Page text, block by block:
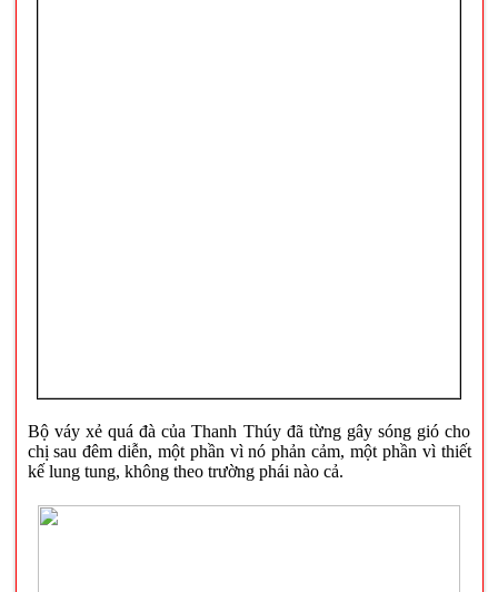
Bộ váy xẻ quá đà của Thanh Thúy đã từng gây sóng gió cho
chị sau đêm diễn, một phần vì nó phản cảm, một phần vì thiết
kế lung tung, không theo trường phái nào cả.